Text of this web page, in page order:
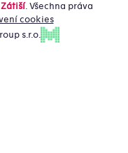
s.r.o.
. Všechna práva
cookies